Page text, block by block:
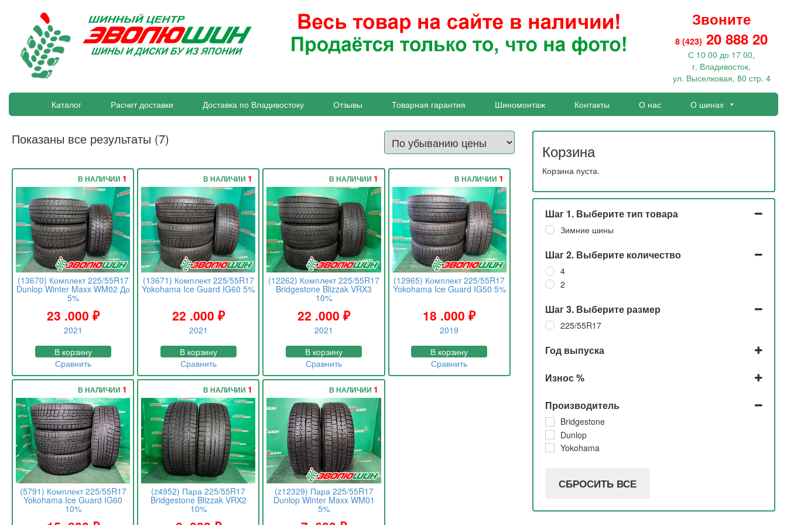
Звоните
8 (423) 20 888 20
С 10 00 до 17 00,
г. Владивосток,
ул. Выселковая, 80 стр. 4
Каталог Расчет доставки Доставка по Владивостоку Отзывы Товарная гарантия Шиномонтаж Контакты О нас О шинах
Показаны все результаты (7)
(13670) Комплект 225/55R17
Dunlop Winter Maxx WM02 До
5%
23 .000 ₽
2021
В НАЛИЧИИ 1
В корзину
Сравнить
(13671) Комплект 225/55R17
Yokohama Ice Guard IG60 5%
22 .000 ₽
2021
В НАЛИЧИИ 1
В корзину
Сравнить
(12262) Комплект 225/55R17
Bridgestone Blizzak VRX3
10%
22 .000₽
2021
В НАЛИЧИИ 1
В корзину
Сравнить
(12965) Комплект 225/55R17
Yokohama Ice Guard IG50 5%
18 .000₽
2019
В НАЛИЧИИ 1
В корзину
Сравнить
(5791) Комплект 225/55R17
Yokohama Ice Guard IG60
10%
В НАЛИЧИИ 1
(z4952) Пара 225/55R17
Bridgestone Blizzak VRX2
10%
В НАЛИЧИИ 1
(z12329) Пара 225/55R17
Dunlop Winter Maxx WM01
5%
В НАЛИЧИИ 1
Корзина
Корзина пуста.
Шаг 1. Выберите тип товара
Зимние шины
Шаг 2. Выберите количество
4
2
Шаг 3. Выберите размер
225/55R17
Год выпуска
2019
Износ %
5%
10%
Производитель
Bridgestone
Dunlop
Yokohama
СБРОСИТЬ ВСЕ